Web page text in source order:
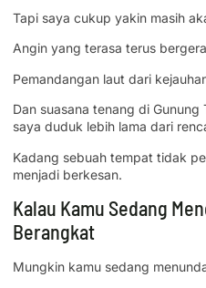
Tapi saya cukup yakin masih
Angin yang terasa terus
Pemandangan laut dari
Dan suasana tenang di
saya duduk lebih lama dari
Kadang sebuah tempat tidak
menjadi berkesan.
Kalau Kamu Sedang
Berangkat
Mungkin kamu sedang